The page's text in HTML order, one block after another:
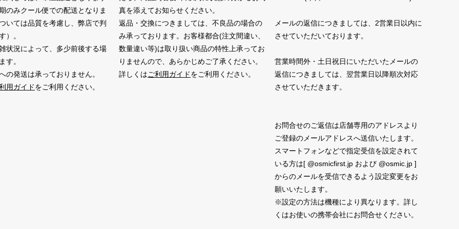
のみクール便での配送となりま
いては品質を考慮し、弊店で判
）。
状況によって、多少前後する場
す。
の発送は承っておりません。
用ガイドをご利用ください。
真を添えてお知らせください。
返品・交換につきましては、不良品の場合の
み承っております。お客様都合(注文間違い、
数量違い等)は取り扱い商品の特性上承ってお
りませんので、あらかじめご了承ください。
詳しくはご利用ガイドをご利用ください。
メールの返信につきましては、2営業日以内に
させていただいております。
営業時間外・土日祝日にいただいたメールの
返信につきましては、翌営業日以降順次対応
させていただきます。
お問合せのご返信は店舗専用のアドレスより
ご登録のメールアドレスへ送信いたします。
スマートフォンなどで指定受信を設定されて
いる方は[ @osmicfirst.jp および @osmic.jp ]
からのメールを受信できるよう設定変更をお
願いいたします。
※設定の方法は機種により異なります。詳し
くはお使いの携帯会社にお問合せください。